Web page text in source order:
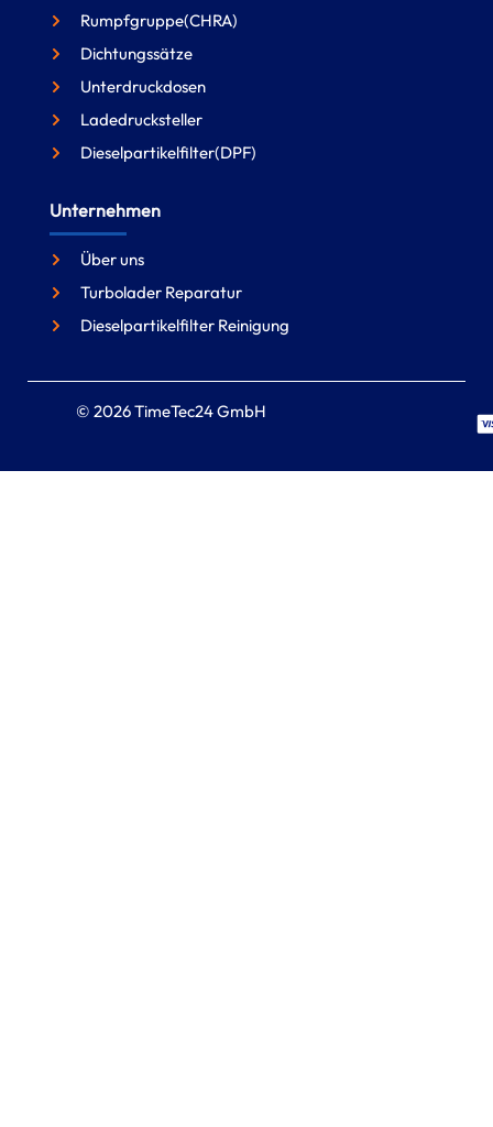
Rumpfgruppe(CHRA)
Dichtungssätze
Unterdruckdosen
Ladedrucksteller
Dieselpartikelfilter(DPF)
Unternehmen
Über uns
Turbolader Reparatur
Dieselpartikelfilter Reinigung
© 2026 TimeTec24 GmbH